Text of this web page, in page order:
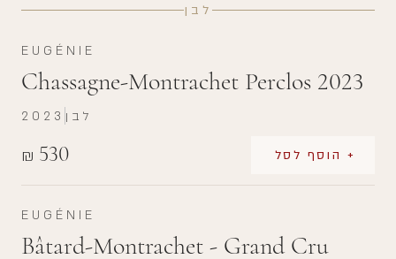
לבן
EUGÉNIE
Chassagne-Montrachet Perclos 2023
₪ 530 + הוסף לסל
2023 לבן
EUGÉNIE
Bâtard-Montrachet - Grand Cru